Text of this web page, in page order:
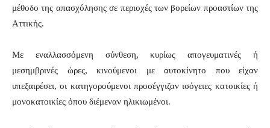
μέθοδο της απασχόλησης σε περιοχές των βορείων προαστίων της
Αττικής.
Με εναλλασσόμενη σύνθεση, κυρίως απογευματινές ή
μεσημβρινές ώρες, κινούμενοι με αυτοκίνητο που είχαν
υπεξαιρέσει, οι κατηγορούμενοι προσέγγιζαν ισόγειες κατοικίες ή
μονοκατοικίες όπου διέμεναν ηλικιωμένοι.